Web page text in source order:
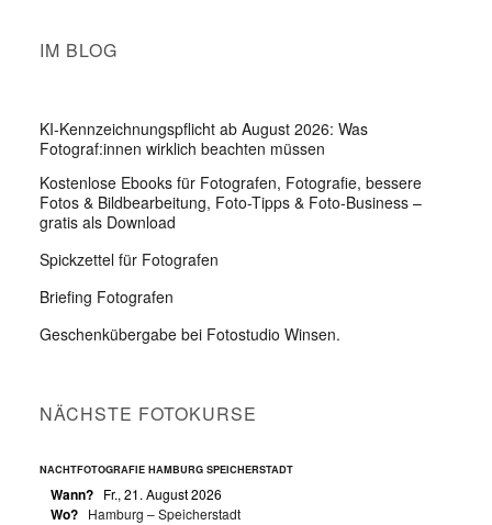
IM BLOG
KI-Kennzeichnungspflicht ab August 2026: Was
Fotograf:innen wirklich beachten müssen
Kostenlose Ebooks für Fotografen, Fotografie, bessere
Fotos & Bildbearbeitung, Foto-Tipps & Foto-Business –
gratis als Download
Spickzettel für Fotografen
Briefing Fotografen
Geschenkübergabe bei Fotostudio Winsen.
NÄCHSTE FOTOKURSE
NACHTFOTOGRAFIE HAMBURG SPEICHERSTADT
Wann? Fr., 21. August 2026
Wo? Hamburg – Speicherstadt